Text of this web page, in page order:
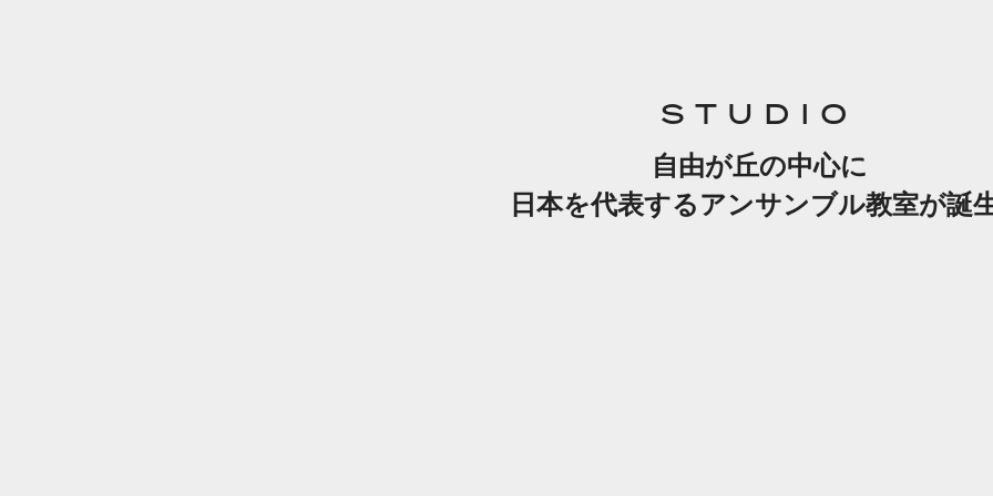
STUDIO
自由が丘の中心に
日本を代表するアンサンブル教室が誕